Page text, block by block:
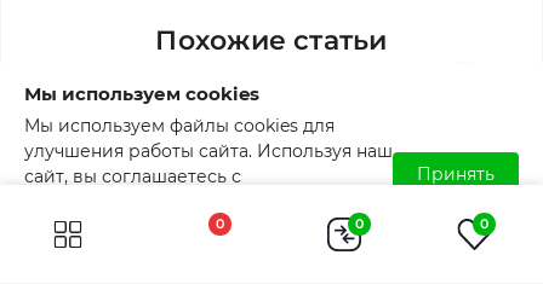
0 0
0
Похожие статьи
Мы используем cookies
Мы используем файлы cookies для
улучшения работы сайта. Используя наш
сайт, вы соглашаетесь с
Подробнее читайте в
Пользовательском соглашении
Принять